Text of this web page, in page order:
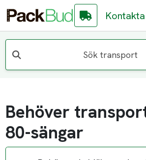
Sök transport
Behöver
80-sängar